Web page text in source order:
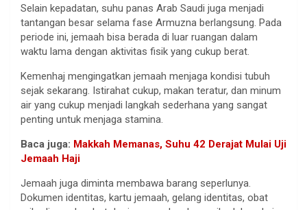
Selain kepadatan, suhu panas Arab Saudi juga menjadi
tantangan besar selama fase Armuzna berlangsung. Pada
periode ini, jemaah bisa berada di luar ruangan dalam
waktu lama dengan aktivitas fisik yang cukup berat.
Kemenhaj mengingatkan jemaah menjaga kondisi tubuh
sejak sekarang. Istirahat cukup, makan teratur, dan minum
air yang cukup menjadi langkah sederhana yang sangat
penting untuk menjaga stamina.
Baca juga: Makkah Memanas, Suhu 42 Derajat Mulai Uji
Jemaah Haji
Jemaah juga diminta membawa barang seperlunya.
Dokumen identitas, kartu jemaah, gelang identitas, obat